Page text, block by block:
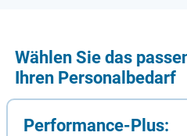
Wählen Sie das
Ihren Personalbedarf
Performance-Plus: